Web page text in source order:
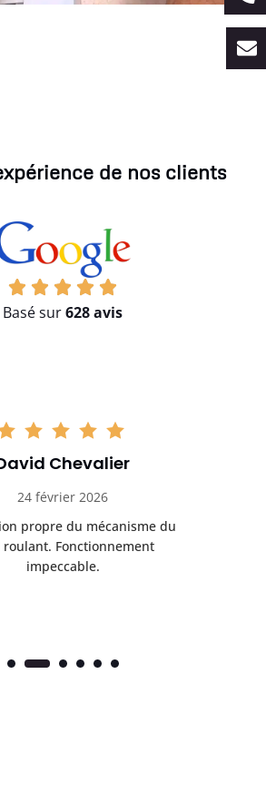
de nos clients
Basé sur628 avis
Chevalier
24 février 2026
propre du mécanisme du
roulant. Fonctionnement
impeccable.